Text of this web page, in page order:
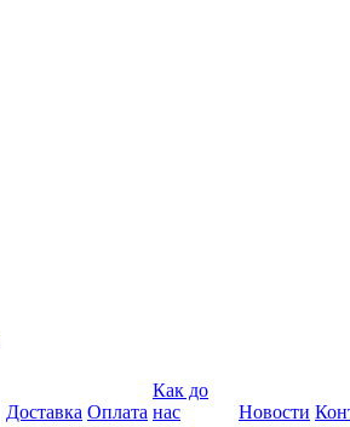
Доставка Оплата
Как до
нас
Новости